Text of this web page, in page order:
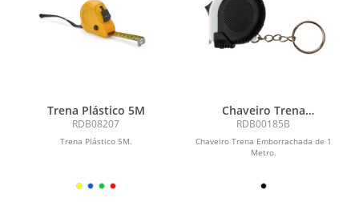
Trena Plástico 5M
RDB08207
Trena Plástico 5M.
Chaveiro Trena
Emborrachada de 1 Metro
RDB00185B
Chaveiro Trena Emborrachada de 1
Metro.